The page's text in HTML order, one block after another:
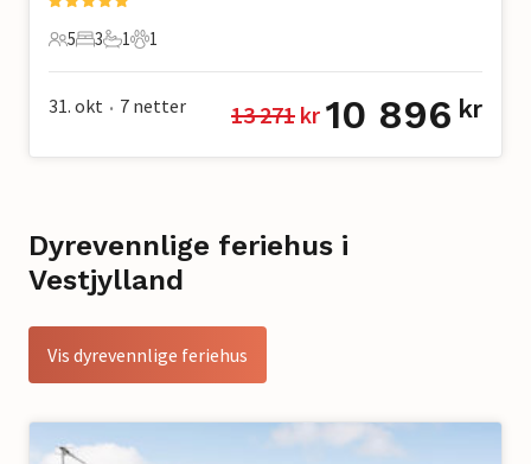
5 Gjester
5
3 Soverom
3
1 Bad
1
1 Kjæledyr
1
31. okt • 7 netter 13 271 kr 10 896 kr
Dyrevennlige feriehus i
Vestjylland
Vis dyrevennlige feriehus